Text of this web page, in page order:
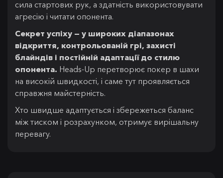
сила стартових рук, а здатність використовувати
агресію і читати опонента.
Секрет успіху — у широких діапазонах
відкриття, контрольованій грі, захисті
блайндів і постійній адаптації до стилю
опонента. Heads-Up перетворює покер в шахи
на високій швидкості, і саме тут проявляється
справжня майстерність.
Хто швидше адаптується і збережеться баланс
між тиском і розрахунком, отримує вирішальну
перевагу.